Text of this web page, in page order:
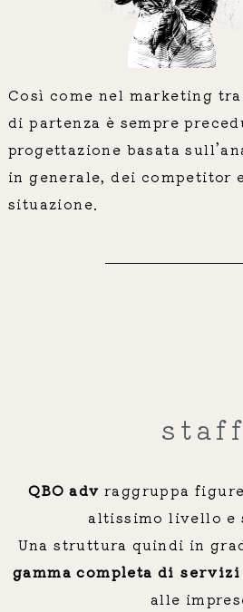
Così come nel marketing
di partenza è sempre
progettazione basata
in generale, dei competitor
situazione.
staff
QBO adv raggruppa
altissimo livello e
Una struttura quindi in
gamma completa di
alle